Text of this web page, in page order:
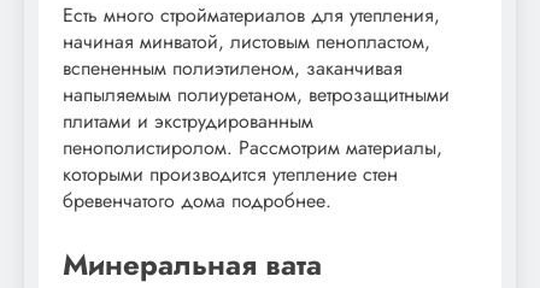
Есть много стройматериалов для утепления,
начиная минватой, листовым пенопластом,
вспененным полиэтиленом, заканчивая
напыляемым полиуретаном, ветрозащитными
плитами и экструдированным
пенополистиролом. Рассмотрим материалы,
которыми производится утепление стен
бревенчатого дома подробнее.
Минеральная вата